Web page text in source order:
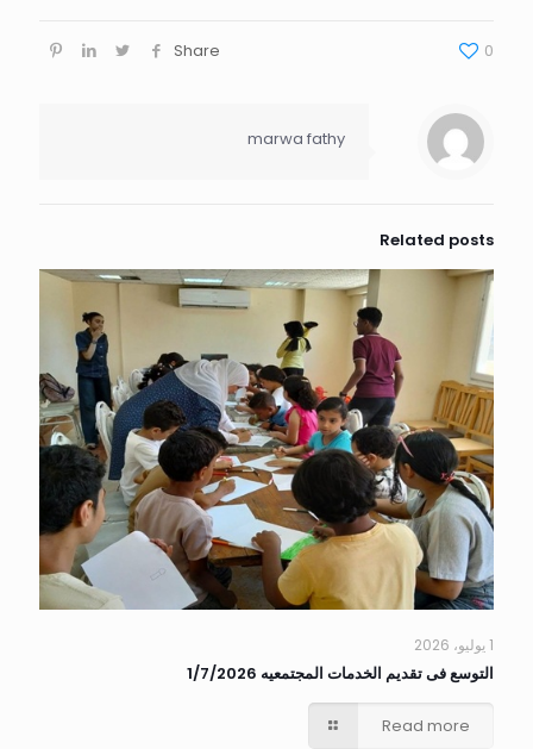
Share 0
marwa fathy
Related posts
1 يوليو، 2026
التوسع فى تقديم الخدمات المجتمعيه 1/7/2026
Read more